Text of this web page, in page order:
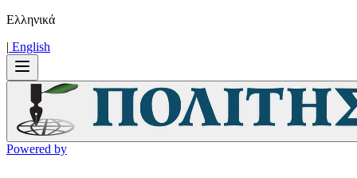
Ελληνικά
| Εnglish
Powered by